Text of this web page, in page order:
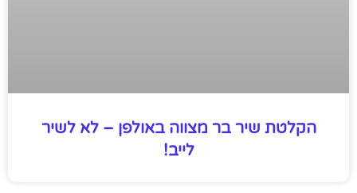
הקלטת שיר בר מצווה באולפן – לא לשיר
לייב!